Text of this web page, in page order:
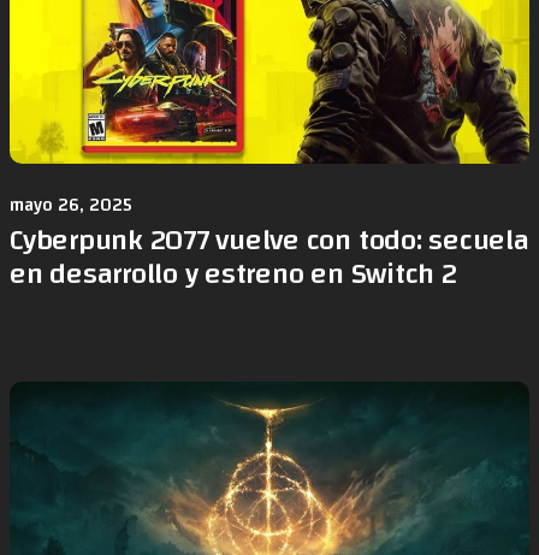
mayo 26, 2025
Cyberpunk 2077 vuelve con todo: secuela
en desarrollo y estreno en Switch 2